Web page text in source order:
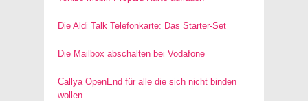
Die Aldi Talk Telefonkarte: Das Starter-Set
Die Mailbox abschalten bei Vodafone
Callya OpenEnd für alle die sich nicht binden
wollen